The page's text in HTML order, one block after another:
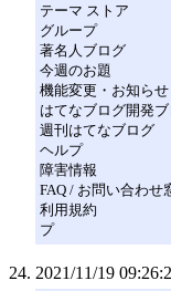
テーマ ストア
グループ
著名人ブログ
今週のお題
機能変更・お知ら
はてなブログ開発
週刊はてなブログ
ヘルプ
障害情報
FAQ / お問い合わせ
利用規約
プ
2021/11/19